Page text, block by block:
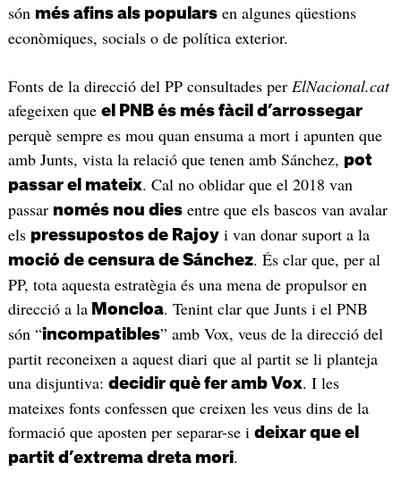
són més afins als popularsen algunes qüestions
econòmiques, socials o de política exterior.
Fonts de la direcció del PP consultades per ElNacional.cat
afegeixen que el PNB és més fàcil d’arrossegar
perquè sempre es mou quan ensuma a mort i apunten que
amb Junts, vista la relació que tenen amb Sánchez, pot
passar el mateix. Cal no oblidar que el 2018 van
passar només nou diesentre que els bascos van avalar
els pressupostos de Rajoyi van donar suport a la
moció de censura de Sánchez. És clar que, per al
PP, tota aquesta estratègia és una mena de propulsor en
direcció a la Moncloa. Tenint clar que Junts i el PNB
són “incompatibles” amb Vox, veus de la direcció del
partit reconeixen a aquest diari que al partit se li planteja
una disjuntiva: decidir què fer amb Vox. I les
mateixes fonts confessen que creixen les veus dins de la
formació que aposten per separar-se i deixar que el
partit d’extrema dreta mori.